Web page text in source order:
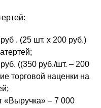
. (25 шт. х 200 руб.)
((350 руб./шт. – 200
торговой наценки на
«Выручка» – 7 000